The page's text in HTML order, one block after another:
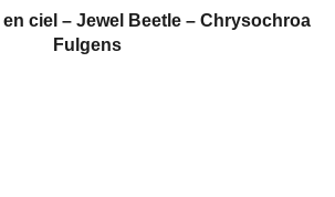
ciel – Jewel Beetle – Chrysochroa
Fulgens